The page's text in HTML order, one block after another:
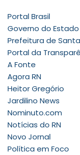
Portal Brasil
Governo do Estado
Prefeitura de
Portal da
A Fonte
Agora RN
Heitor Gregório
Jardilino News
Nominuto.com
Notícias do RN
Novo Jornal
Política em Foco